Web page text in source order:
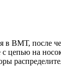
в ВМТ, после
цепью на